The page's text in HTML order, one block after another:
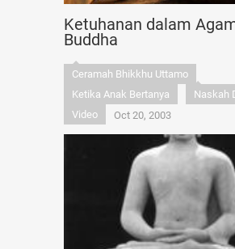
Ketuhanan dalam
Buddha
Ceramah Bhikkhu Uttamo
Ketika Anak Bertanya
Naskah
Video
Oct 20, 2003